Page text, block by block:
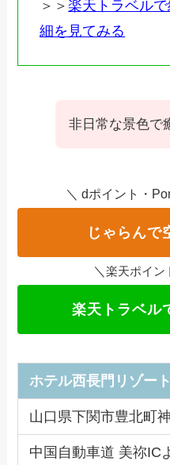
＞＞楽天トラベル
細を見てみる
非日常な景色
＼ dポイント・
じゃらんで
＼ 楽天ポイン
楽天トラベル
ホテル西長門リゾー
山口県下関市豊北町
中国自動車道 美祢IC